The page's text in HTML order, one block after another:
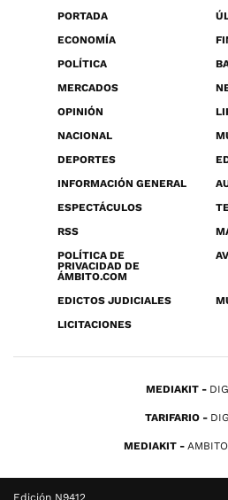
PORTADA
ECONOMÍA
POLÍTICA
MERCADOS
OPINIÓN
NACIONAL
DEPORTES
INFORMACIÓN GENERAL
ESPECTÁCULOS
RSS
POLÍTICA DE
PRIVACIDAD DE
ÁMBITO.COM
EDICTOS JUDICIALES
LICITACIONES
MEDIAKIT
TARIFARIO
MEDIAKIT